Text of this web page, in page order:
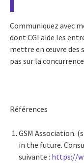
Communiquez avec
dont CGI aide les
mettre en œuvre des
pas sur la
Références
GSM Association.
in the future.
suivante : https://